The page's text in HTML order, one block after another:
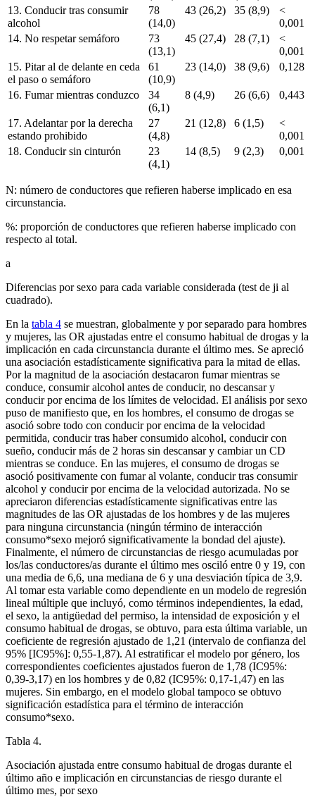
13. Conducir tras consumir
alcohol
78
(14,0)
43 (26,2) 35 (8,9)
<
0,001
14. No respetar semáforo
73
(13,1)
45 (27,4) 28 (7,1)
<
0,001
15. Pitar al de delante en ceda
el paso o semáforo
61
(10,9)
23 (14,0) 38 (9,6) 0,128
16. Fumar mientras conduzco
34
(6,1)
8 (4,9) 26 (6,6) 0,443
17. Adelantar por la derecha
estando prohibido
27
(4,8)
21 (12,8) 6 (1,5)
<
0,001
18. Conducir sin cinturón
23
(4,1)
14 (8,5) 9 (2,3) 0,001
N: número de conductores que refieren haberse implicado en esa
circunstancia.
%: proporción de conductores que refieren haberse implicado con
respecto al total.
a
Diferencias por sexo para cada variable considerada (test de ji al
cuadrado).
En la tabla 4 se muestran, globalmente y por separado para hombres
y mujeres, las OR ajustadas entre el consumo habitual de drogas y la
implicación en cada circunstancia durante el último mes. Se apreció
una asociación estadísticamente significativa para la mitad de ellas.
Por la magnitud de la asociación destacaron fumar mientras se
conduce, consumir alcohol antes de conducir, no descansar y
conducir por encima de los límites de velocidad. El análisis por sexo
puso de manifiesto que, en los hombres, el consumo de drogas se
asoció sobre todo con conducir por encima de la velocidad
permitida, conducir tras haber consumido alcohol, conducir con
sueño, conducir más de 2 horas sin descansar y cambiar un CD
mientras se conduce. En las mujeres, el consumo de drogas se
asoció positivamente con fumar al volante, conducir tras consumir
alcohol y conducir por encima de la velocidad autorizada. No se
apreciaron diferencias estadísticamente significativas entre las
magnitudes de las OR ajustadas de los hombres y de las mujeres
para ninguna circunstancia (ningún término de interacción
consumo*sexo mejoró significativamente la bondad del ajuste).
Finalmente, el número de circunstancias de riesgo acumuladas por
los/las conductores/as durante el último mes osciló entre 0 y 19, con
una media de 6,6, una mediana de 6 y una desviación típica de 3,9.
Al tomar esta variable como dependiente en un modelo de regresión
lineal múltiple que incluyó, como términos independientes, la edad,
el sexo, la antigüedad del permiso, la intensidad de exposición y el
consumo habitual de drogas, se obtuvo, para esta última variable, un
coeficiente de regresión ajustado de 1,21 (intervalo de confianza del
95% [IC95%]: 0,55-1,87). Al estratificar el modelo por género, los
correspondientes coeficientes ajustados fueron de 1,78 (IC95%:
0,39-3,17) en los hombres y de 0,82 (IC95%: 0,17-1,47) en las
mujeres. Sin embargo, en el modelo global tampoco se obtuvo
significación estadística para el término de interacción
consumo*sexo.
Tabla 4.
Asociación ajustada entre consumo habitual de drogas durante el
último año e implicación en circunstancias de riesgo durante el
último mes, por sexo